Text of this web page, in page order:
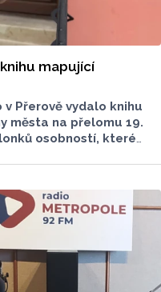
mapující
v Přerově vydalo knihu
města na přelomu 19.
osobností, které
Jejich životní příběhy
autorky publikace
13 let
u příležitosti
na královské město,
Chalupová.